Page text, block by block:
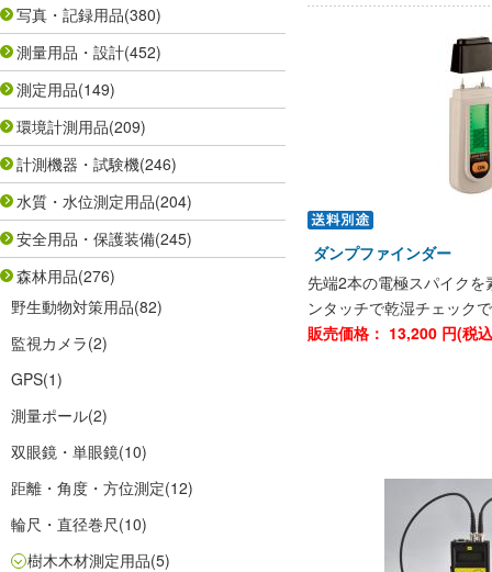
写真・記録用品(380)
測量用品・設計(452)
測定用品(149)
環境計測用品(209)
計測機器・試験機(246)
水質・水位測定用品(204)
安全用品・保護装備(245)
森林用品(276)
野生動物対策用品(82)
監視カメラ(2)
GPS(1)
測量ポール(2)
双眼鏡・単眼鏡(10)
距離・角度・方位測定(12)
輪尺・直径巻尺(10)
樹木木材測定用品(5)
ダンプファインダー
先端2本の電極スパイク
ンタッチで乾湿チェック
販売価格： 13,200 円(税